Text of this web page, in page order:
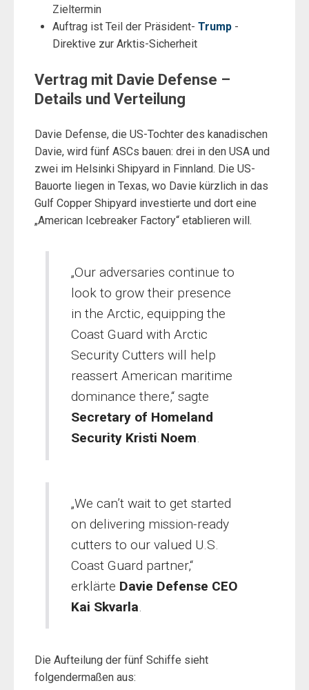
Zieltermin
Auftrag ist Teil der Präsident- Trump-
Direktive zur Arktis-Sicherheit
Vertrag mit Davie Defense –
Details und Verteilung
Davie Defense, die US-Tochter des kanadischen
Davie, wird fünf ASCs bauen: drei in den USA und
zwei im Helsinki Shipyard in Finnland. Die US-
Bauorte liegen in Texas, wo Davie kürzlich in das
Gulf Copper Shipyard investierte und dort eine
„American Icebreaker Factory“ etablieren will.
„Our adversaries continue to
look to grow their presence
in the Arctic, equipping the
Coast Guard with Arctic
Security Cutters will help
reassert American maritime
dominance there,“ sagte
Secretary of Homeland
Security Kristi Noem.
„We can’t wait to get started
on delivering mission-ready
cutters to our valued U.S.
Coast Guard partner,“
erklärte Davie Defense CEO
Kai Skvarla.
Die Aufteilung der fünf Schiffe sieht
folgendermaßen aus: